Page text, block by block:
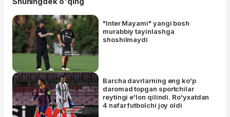
"Inter Mayami" yangi bosh
murabbiy tayinlashga
shoshilmaydi
Barcha davrlarning eng ko'p
daromad topgan sportchilar
reytingi e'lon qilindi. Ro'yxatdan
4 nafar futbolchi joy oldi